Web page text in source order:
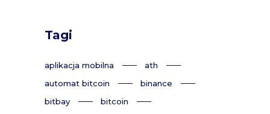
Tagi
aplikacja mobilna
ath
automat bitcoin
binance
bitbay
bitcoin